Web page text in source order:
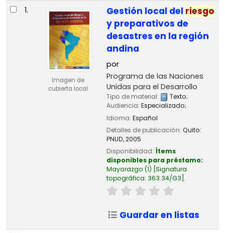
Resultados
1.
Imagen de
cubierta local
Gestión local del riesgo
y preparativos de
desastres en la región
andina
por
Programa de las Naciones
Unidas para el Desarrollo
Tipo de material: Texto;
Audiencia: Especializado;
Idioma: Español
Detalles de publicación: Quito:
PNUD,2005
Disponibilidad: Ítems
disponibles para préstamo:
Mayorazgo (1) Signatura
topográfica: 363.34/G3 .
Guardar en listas